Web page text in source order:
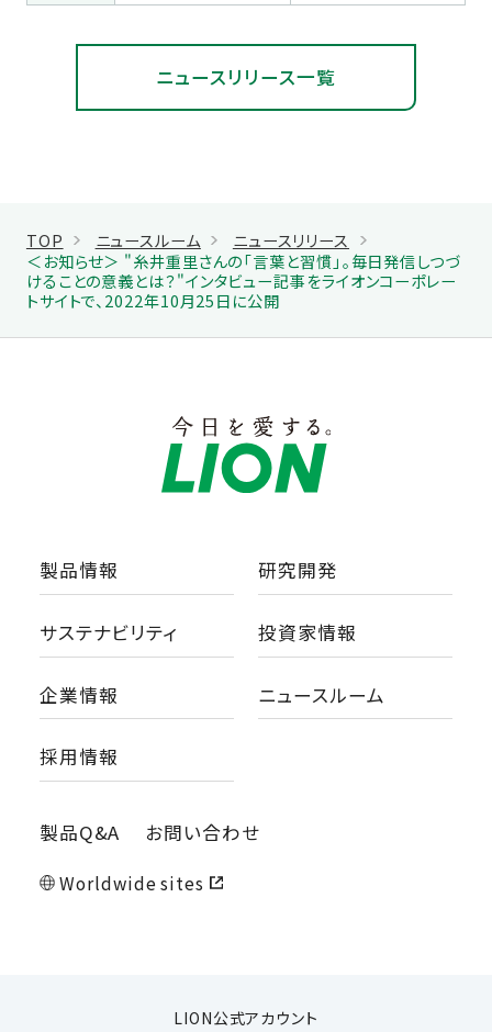
ニュースリリース一覧
TOP ニュースルーム
ニュースリリース
＜お知らせ＞ "糸井重里さんの「言葉と習慣」。毎日発信しつづ
けることの意義とは？"インタビュー記事をライオンコーポレー
トサイトで、2022年10月25日に公開
製品情報 研究開発
サステナビリティ 投資家情報
企業情報 ニュースルーム
採用情報
製品Q&A お問い合わせ
Worldwide sites
LION公式アカウント